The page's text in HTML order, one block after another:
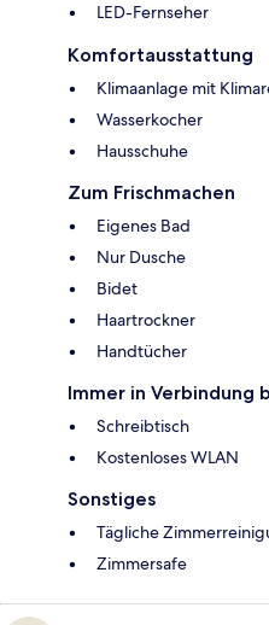
LED-Fernseher
Komfortausstattung
Klimaanlage mit
Wasserkocher
Hausschuhe
Zum Frischmachen
Eigenes Bad
Nur Dusche
Bidet
Haartrockner
Handtücher
Immer in Verbindung
Schreibtisch
Kostenloses WLAN
Sonstiges
Tägliche
Zimmersafe